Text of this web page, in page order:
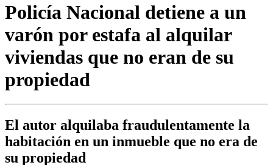
Policía Nacional detiene a un
varón por estafa al alquilar
viviendas que no eran de su
propiedad
El autor alquilaba fraudulentamente la
habitación en un inmueble que no era de
su propiedad